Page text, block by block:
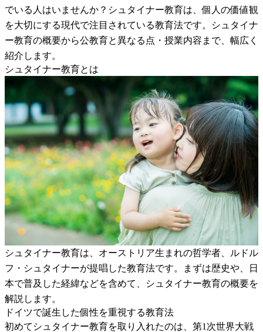
でいる人はいませんか？シュタイナー教育は、個人の価値観
を大切にする現代で注目されている教育法です。シュタイナ
ー教育の概要から公教育と異なる点・授業内容まで、幅広く
紹介します。
シュタイナー教育とは
シュタイナー教育は、オーストリア生まれの哲学者、ルドル
フ・シュタイナーが提唱した教育法です。まずは歴史や、日
本で普及した経緯などを含めて、シュタイナー教育の概要を
解説します。
ドイツで誕生した個性を重視する教育法
初めてシュタイナー教育を取り入れたのは、第1次世界大戦